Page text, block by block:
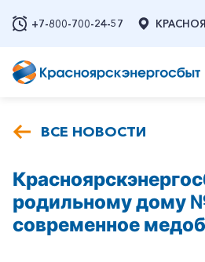
+7-800-700-24-57
ВСЕ НОВОСТИ
родильному дому
современное